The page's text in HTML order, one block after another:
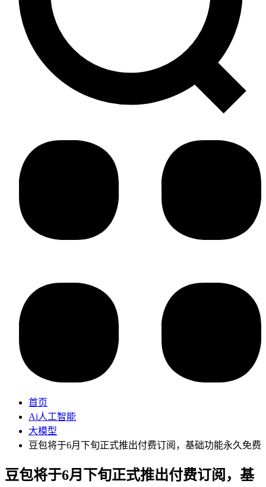
首页
Ai人工智能
大模型
豆包将于6月下旬正式推出付费订阅，基础功能永久免费
豆包将于6月下旬正式推出付费订阅，基